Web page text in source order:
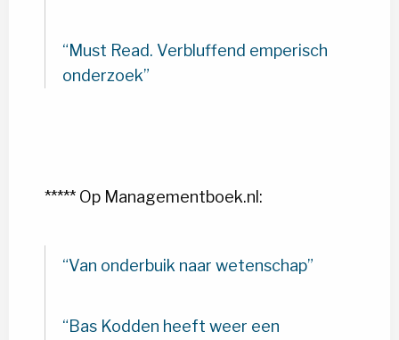
Must Read. Verbluffend emperisch
onderzoek
***** Op Managementboek.nl:
Van onderbuik naar wetenschap
Bas Kodden heeft weer een